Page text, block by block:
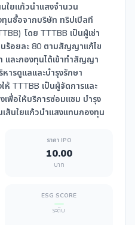
ใยแก้วนำแสงจำนวน
ทุนซื้อจากบริษัท ทริปเปิลที
โดย TTTBB เป็นผู้เช่า
ร้อยละ 80 ตามสัญญาแก้ไข
และกองทุนได้เข้าทำสัญญา
ารดูแลและบำรุงรักษา
TTTBB เป็นผู้จัดการและ
พื่อให้บริการซ่อมแซม บำรุง
ส้นใยแก้วนำแสงแทนกองทุน
ราคา IPO
10.00
บาท
ESG SCORE
ระดับ